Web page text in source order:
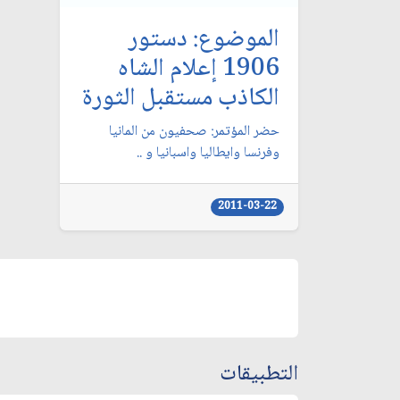
الموضوع: دستور
1906 إعلام الشاه
الكاذب مستقبل الثورة
حضر المؤتمر: صحفيون من المانيا
وفرنسا وايطاليا واسبانيا و ..
2011-03-22
التطبيقات